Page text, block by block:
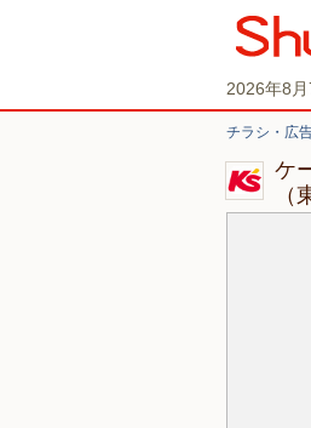
2026年8
チラシ・広
ケ
（